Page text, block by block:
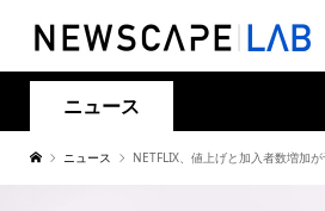
ニュース
ニュース NETFLIX、値上げと加入者数増加